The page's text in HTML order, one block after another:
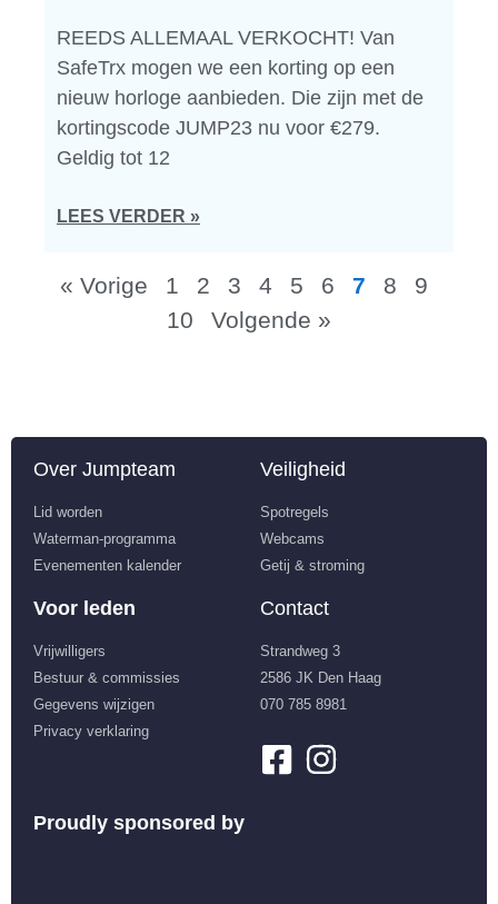
REEDS ALLEMAAL VERKOCHT! Van
SafeTrx mogen we een korting op een
nieuw horloge aanbieden. Die zijn met de
kortingscode JUMP23 nu voor €279.
Geldig tot 12
LEES VERDER »
« Vorige 1 2 3 4 5 6 7 8
9
10
Volgende »
Over Jumpteam
Lid worden
Waterman-programma
Evenementen kalender
Veiligheid
Spotregels
Webcams
Getij & stroming
Voor leden
Vrijwilligers
Bestuur & commissies
Gegevens wijzigen
Privacy verklaring
Contact
Strandweg 3
2586 JK Den Haag
070 785 8981
Proudly sponsored by